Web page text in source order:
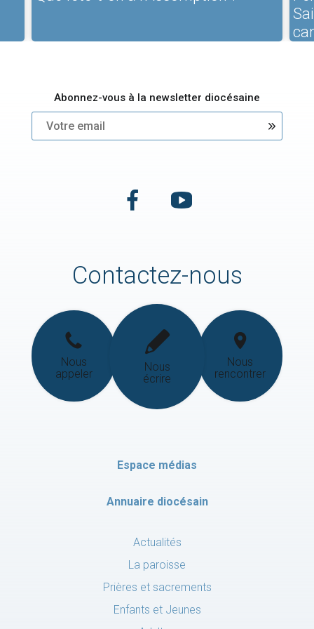
Abonnez-vous à la newsletter diocésaine
Contactez-nous
Nous
appeler
Nous
écrire
Nous
rencontrer
Espace médias
Annuaire diocésain
Actualités
La paroisse
Prières et sacrements
Enfants et Jeunes